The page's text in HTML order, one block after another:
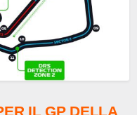
IL GP DELLA